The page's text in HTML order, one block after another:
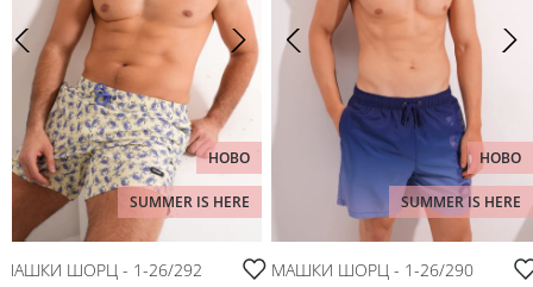
НОВО
SUMMER IS HERE
МАШКИ ШОРЦ - 1-26/292
НОВО
SUMMER IS HERE
МАШКИ ШОРЦ - 1-26/290